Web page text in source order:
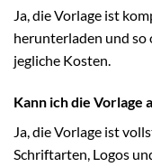
Ja, die Vorlage ist
herunterladen und so
jegliche Kosten.
Kann ich die Vorlage
Ja, die Vorlage ist
Schriftarten, Logos